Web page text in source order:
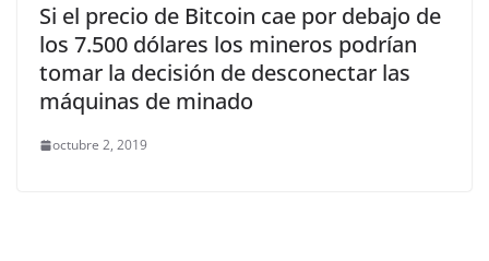
Si el precio de Bitcoin cae por debajo de
los 7.500 dólares los mineros podrían
tomar la decisión de desconectar las
máquinas de minado
octubre 2, 2019